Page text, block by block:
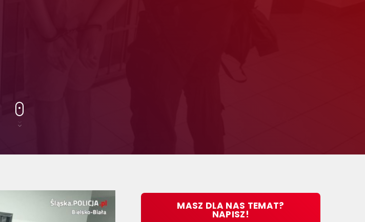
MASZ DLA NAS TEMAT?
NAPISZ!